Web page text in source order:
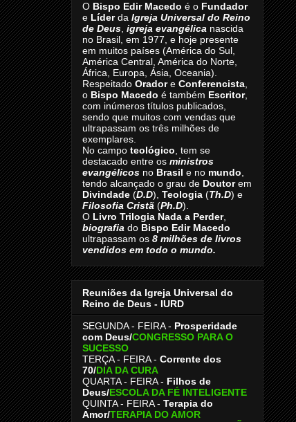
O Bispo Edir Macedo é o Fundador
e Líderda Igreja Universal do Reino
de Deus, igreja evangélica nascida
no Brasil, em 1977, e hoje presente
em muitos países (América do Sul,
América Central, América do Norte,
África, Europa, Ásia, Oceania).
Respeitado Oradore Conferencista,
o Bispo Macedo é também Escritor,
com inúmeros títulos publicados,
sendo que muitos com vendas que
ultrapassam os três milhões de
exemplares.
No campo teológico, tem se
destacado entre os ministros
evangélicos no Brasil e no mundo,
tendo alcançado o grau de Doutorem
Divindade (D.D), Teologia (Th.D) e
Filosofia Cristã (Ph.D).
O Livro Trilogia Nada a Perder,
biografia do Bispo Edir Macedo
ultrapassam os 8 milhões de livros
vendidos em todo o mundo.
Reuniões da Igreja Universal do
Reino de Deus - IURD
SEGUNDA - FEIRA - Prosperidade
com Deus/CONGRESSO PARA O
SUCESSO
TERÇA - FEIRA - Corrente dos
70/DIA DA CURA
QUARTA - FEIRA - Filhos de
Deus/ESCOLA DA FÉ INTELIGENTE
QUINTA - FEIRA - Terapia do
Amor/TERAPIA DO AMOR